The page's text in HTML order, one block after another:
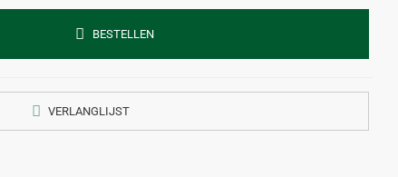
BESTELLEN
VERLANGLIJST